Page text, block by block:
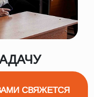
СВЯЖЕТСЯ